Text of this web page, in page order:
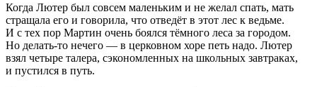
Когда Лютер был совсем маленьким и не желал спать, мать
стращала его и говорила, что отведёт в этот лес к ведьме.
И с тех пор Мартин очень боялся тёмного леса за городом.
Но делать-то нечего — в церковном хоре петь надо. Лютер
взял четыре талера, сэкономленных на школьных завтраках,
и пустился в путь.